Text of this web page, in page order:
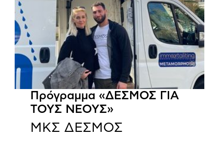
Πρόγραμμα «ΔΕΣΜΟΣ ΓΙΑ
ΤΟΥΣ ΝΕΟΥΣ»
ΜΚΣ ΔΕΣΜΟΣ